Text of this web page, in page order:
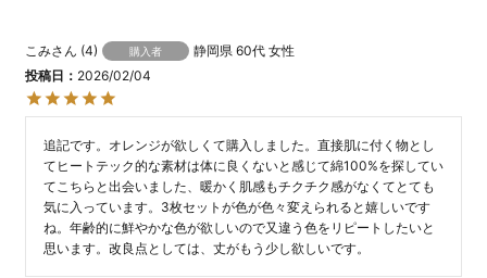
こみ 4 購入者 静岡県 60代 女性
投稿日
2026/02/04
追記です。オレンジが欲しくて購入しました。直接肌に付く物とし
てヒートテック的な素材は体に良くないと感じて綿100%を探してい
てこちらと出会いました、暖かく肌感もチクチク感がなくてとても
気に入っています。3枚セットが色が色々変えられると嬉しいです
ね。年齢的に鮮やかな色が欲しいので又違う色をリピートしたいと
思います。改良点としては、丈がもう少し欲しいです。